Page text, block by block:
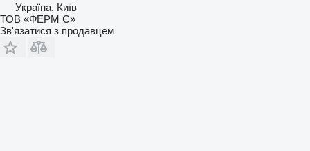
Україна, Київ
ТОВ «ФЕРМ Є»
Зв'язатися з продавцем